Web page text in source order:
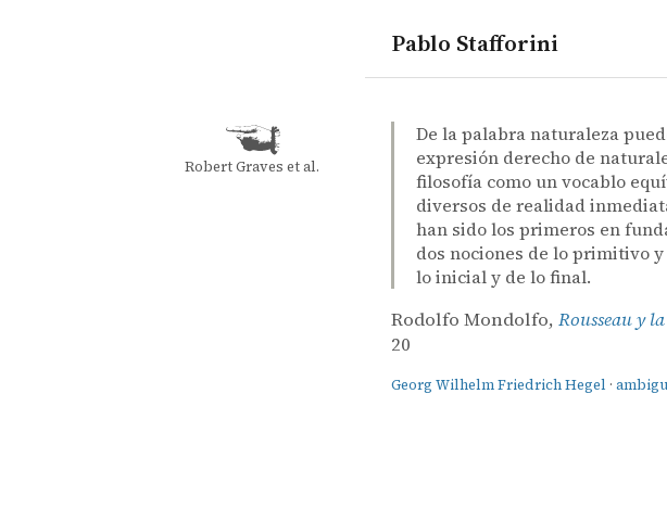
Pablo Stafforini
quotes
Georg Wilhelm Friedrich Hegel
ambiguity
naturalistic fallacy
nature
Rodolfo Mondolfo – Rousseau
Rodolfo Mondolfo
Rousseau y la conciencia
bookDe la palabra naturaleza
expresión derecho de
filosofía como un vocablo
diversos de realidad
han sido los primeros en
dos nociones de lo primitivo
lo inicial y de lo final.
Rodolfo Mondolfo, Rousseau y
20
Georg Wilhelm Friedrich Hegel ·
Robert Graves et al.